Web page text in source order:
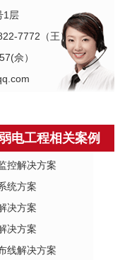
1层
7772（王）
佘）
电工程相关案例
控解决方案
统方案
决方案
决方案
线解决方案